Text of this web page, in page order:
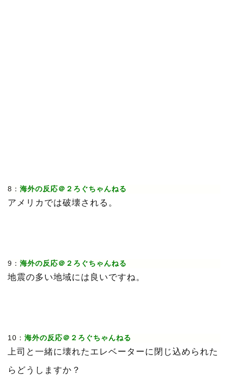
8： 海外の反応＠２ろぐちゃんねる
アメリカでは破壊される。
9： 海外の反応＠２ろぐちゃんねる
地震の多い地域には良いですね。
10： 海外の反応＠２ろぐちゃんねる
上司と一緒に壊れたエレベーターに閉じ込められた
らどうしますか？